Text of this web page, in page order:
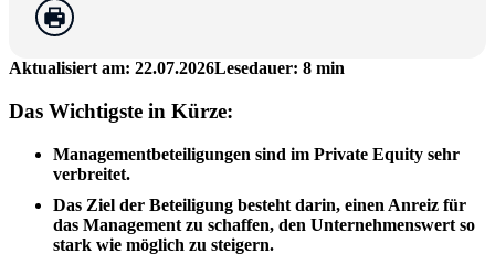
Aktualisiert am: 22.07.2026Lesedauer: 8 min
Das Wichtigste in Kürze:
Managementbeteiligungen sind im Private Equity sehr
verbreitet.
Das Ziel der Beteiligung besteht darin, einen Anreiz für
das Management zu schaffen, den Unternehmenswert so
stark wie möglich zu steigern.